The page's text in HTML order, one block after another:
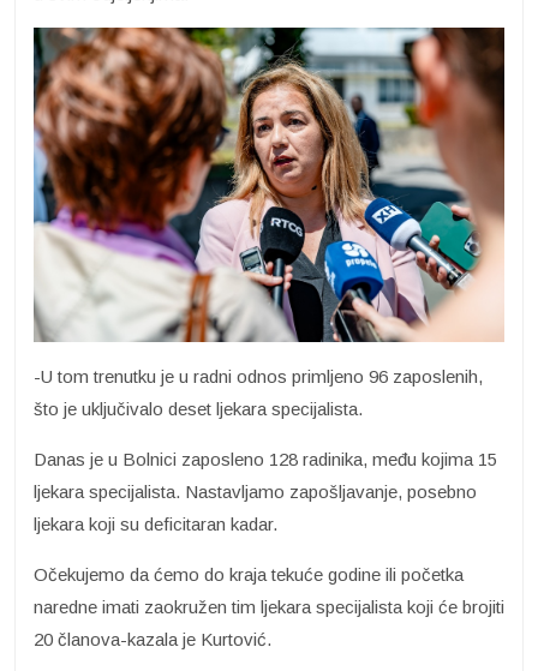
-U tom trenutku je u radni odnos primljeno 96 zaposlenih,
što je uključivalo deset ljekara specijalista.
Danas je u Bolnici zaposleno 128 radinika, među kojima 15
ljekara specijalista. Nastavljamo zapošljavanje, posebno
ljekara koji su deficitaran kadar.
Očekujemo da ćemo do kraja tekuće godine ili početka
naredne imati zaokružen tim ljekara specijalista koji će brojiti
20 članova-kazala je Kurtović.